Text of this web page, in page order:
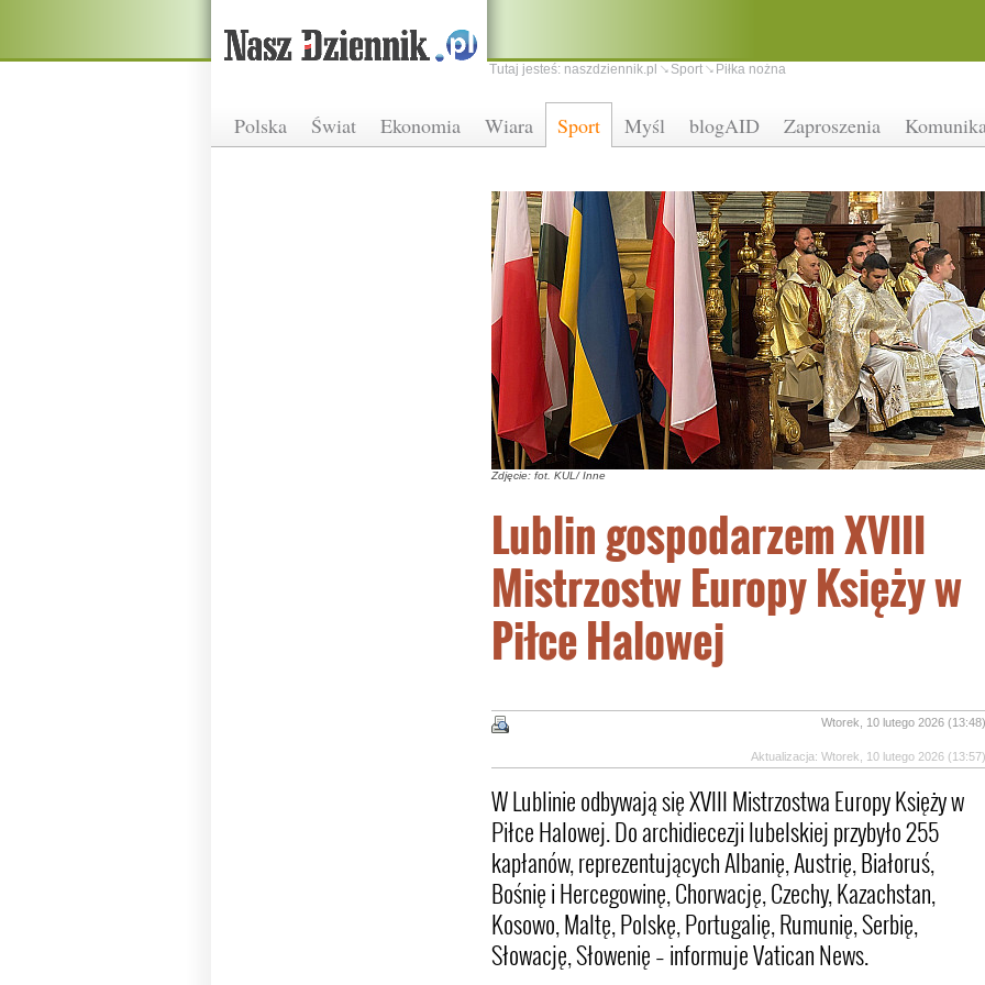
Polska Świat Ekonomia Wiara Sport Myśl blogAID Zaproszenia
Tutaj jesteś: naszdziennik.pl Sport Piłka nożna
Zdjęcie: fot. KUL/ Inne
Lublin gospodarzem XVIII
Mistrzostw Europy Księży w
Piłce Halowej
Wtorek, 10 lutego 2026 (13:48)
Aktualizacja: Wtorek, 10 lutego 2026 (13:57)
W Lublinie odbywają się XVIII Mistrzostwa Europy Księży w
Piłce Halowej. Do archidiecezji lubelskiej przybyło 255
kapłanów, reprezentujących Albanię, Austrię, Białoruś,
Bośnię i Hercegowinę, Chorwację, Czechy, Kazachstan,
Kosowo, Maltę, Polskę, Portugalię, Rumunię, Serbię,
Słowację, Słowenię – informuje Vatican News.